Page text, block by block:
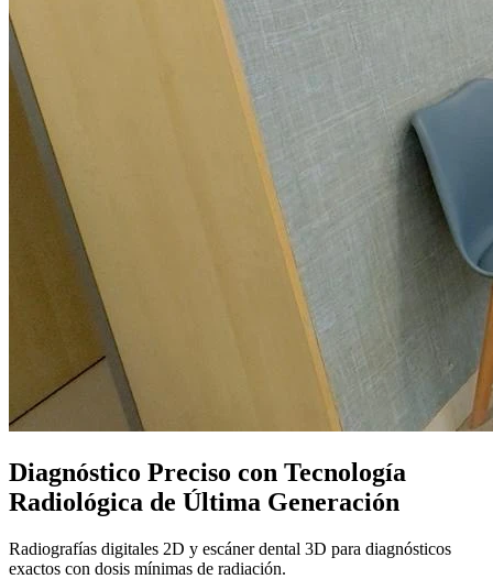
Diagnóstico Preciso con Tecnología
Radiológica de Última Generación
Radiografías digitales 2D y escáner dental 3D para diagnósticos
exactos con dosis mínimas de radiación.